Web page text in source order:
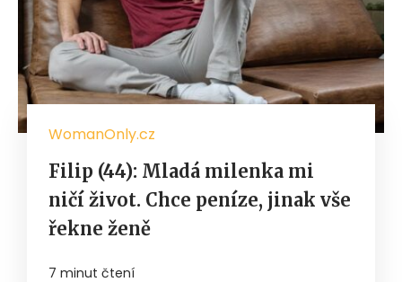
WomanOnly.cz
Filip (44): Mladá milenka mi
ničí život. Chce peníze, jinak vše
řekne ženě
7 minut čtení